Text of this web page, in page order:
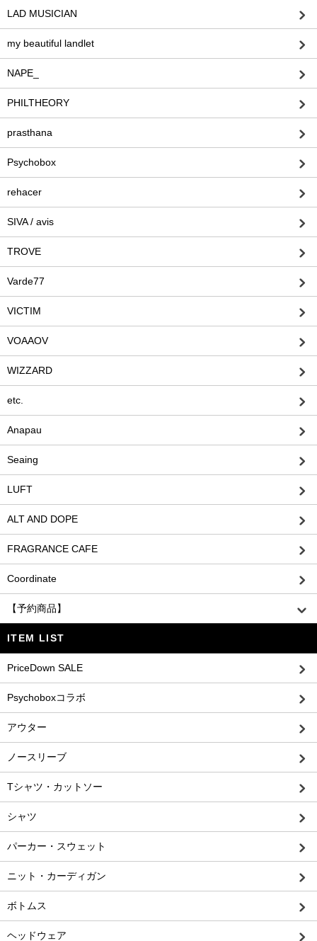
LAD MUSICIAN
my beautiful landlet
NAPE_
PHILTHEORY
prasthana
Psychobox
rehacer
SIVA / avis
TROVE
Varde77
VICTIM
VOAAOV
WIZZARD
etc.
Anapau
Seaing
LUFT
ALT AND DOPE
FRAGRANCE CAFE
Coordinate
【予約商品】
ITEM LIST
PriceDown SALE
Psychoboxコラボ
アウター
ノースリーブ
Tシャツ・カットソー
シャツ
パーカー・スウェット
ニット・カーディガン
ボトムス
ヘッドウェア